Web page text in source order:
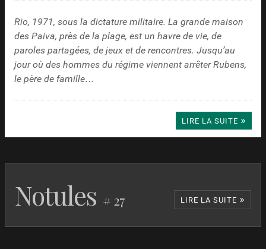
Rio, 1971, sous la dictature militaire. La grande maison
des Paiva, près de la plage, est un havre de vie, de
paroles partagées, de jeux et de rencontres. Jusqu’au
jour où des hommes du régime viennent arrêter Rubens,
le père de famille…
LIRE LA SUITE
Notules # 27 LIRE LA SUITE